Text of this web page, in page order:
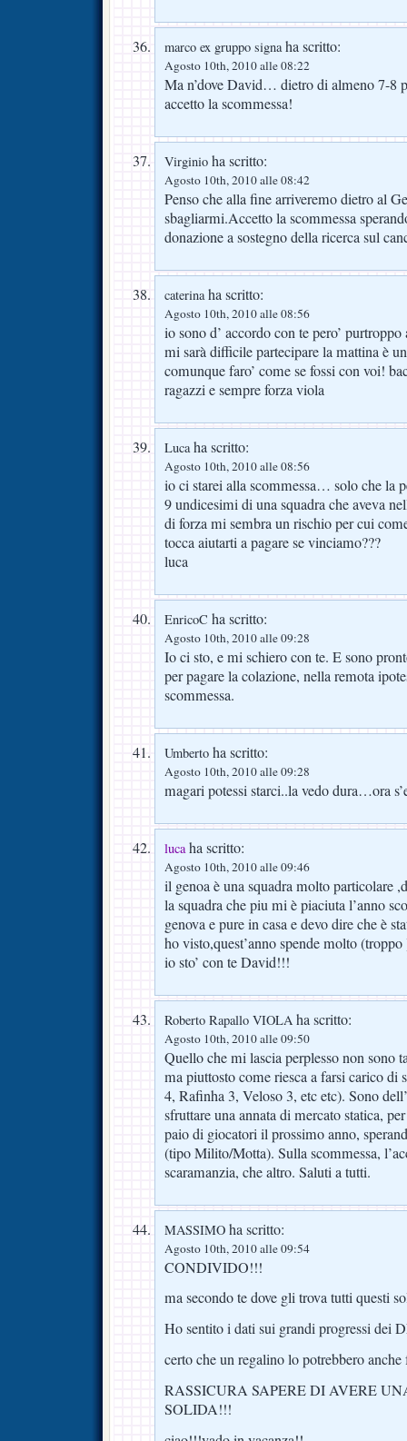
marco ex gruppo signaha scritto:
Agosto 10th, 2010 alle 08:22
Ma n’dove David… dietro di almeno 7-8
accetto la scommessa!
Virginio ha scritto:
Agosto 10th, 2010 alle 08:42
Penso che alla fine arriveremo dietro al
sbagliarmi.Accetto la scommessa
donazione a sostegno della ricerca sul
caterinaha scritto:
Agosto 10th, 2010 alle 08:56
io sono d’ accordo con te pero’
mi sarà difficile partecipare la mattina è
comunque faro’ come se fossi con voi!
ragazzi e sempre forza viola
Lucaha scritto:
Agosto 10th, 2010 alle 08:56
io ci starei alla scommessa… solo che la
9 undicesimi di una squadra che aveva
di forza mi sembra un rischio per cui
tocca aiutarti a pagare se vinciamo???
luca
EnricoC ha scritto:
Agosto 10th, 2010 alle 09:28
Io ci sto, e mi schiero con te. E sono
per pagare la colazione, nella remota
scommessa.
Umberto ha scritto:
Agosto 10th, 2010 alle 09:28
magari potessi starci..la vedo dura…ora
lucaha scritto:
Agosto 10th, 2010 alle 09:46
il genoa è una squadra molto particolare
la squadra che piu mi è piaciuta l’anno
genova e pure in casa e devo dire che è
ho visto,quest’anno spende molto (troppo
io sto’ con te David!!!
Roberto Rapallo VIOLA ha scritto:
Agosto 10th, 2010 alle 09:50
Quello che mi lascia perplesso non sono
ma piuttosto come riesca a farsi carico di
4, Rafinha 3, Veloso 3, etc etc). Sono
sfruttare una annata di mercato statica,
paio di giocatori il prossimo anno,
(tipo Milito/Motta). Sulla scommessa,
scaramanzia, che altro. Saluti a tutti.
MASSIMO ha scritto:
Agosto 10th, 2010 alle 09:54
CONDIVIDO!!!
ma secondo te dove gli trova tutti questi
Ho sentito i dati sui grandi progressi
certo che un regalino lo potrebbero anche
RASSICURA SAPERE DI AVERE
SOLIDA!!!